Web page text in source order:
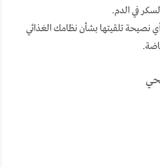
في الدم.
نصيحة تلقيتها بشأن نظامك الغذائي